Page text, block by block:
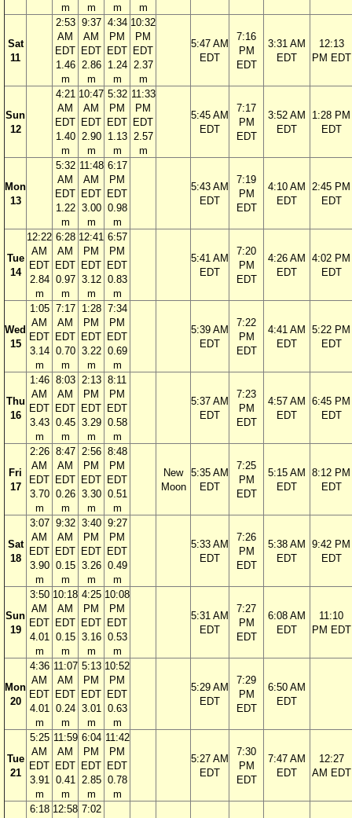
m
m
m
m
Sat
11
2:53
AM
EDT
1.46
m
9:37
AM
EDT
2.86
m
4:34
PM
EDT
1.24
m
10:32
PM
EDT
2.37
m
5:47 AM
EDT
7:16
PM
EDT
3:31 AM
EDT
12:13
PM EDT
Sun
12
4:21
AM
EDT
1.40
m
10:47
AM
EDT
2.90
m
5:32
PM
EDT
1.13
m
11:33
PM
EDT
2.57
m
5:45 AM
EDT
7:17
PM
EDT
3:52 AM
EDT
1:28 PM
EDT
Mon
13
5:32
AM
EDT
1.22
m
11:48
AM
EDT
3.00
m
6:17
PM
EDT
0.98
m
5:43 AM
EDT
7:19
PM
EDT
4:10 AM
EDT
2:45 PM
EDT
Tue
14
12:22
AM
EDT
2.84
m
6:28
AM
EDT
0.97
m
12:41
PM
EDT
3.12
m
6:57
PM
EDT
0.83
m
5:41 AM
EDT
7:20
PM
EDT
4:26 AM
EDT
4:02 PM
EDT
Wed
15
1:05
AM
EDT
3.14
m
7:17
AM
EDT
0.70
m
1:28
PM
EDT
3.22
m
7:34
PM
EDT
0.69
m
5:39 AM
EDT
7:22
PM
EDT
4:41 AM
EDT
5:22 PM
EDT
Thu
16
1:46
AM
EDT
3.43
m
8:03
AM
EDT
0.45
m
2:13
PM
EDT
3.29
m
8:11
PM
EDT
0.58
m
5:37 AM
EDT
7:23
PM
EDT
4:57 AM
EDT
6:45 PM
EDT
Fri
17
2:26
AM
EDT
3.70
m
8:47
AM
EDT
0.26
m
2:56
PM
EDT
3.30
m
8:48
PM
EDT
0.51
m
New
Moon
5:35 AM
EDT
7:25
PM
EDT
5:15 AM
EDT
8:12 PM
EDT
Sat
18
3:07
AM
EDT
3.90
m
9:32
AM
EDT
0.15
m
3:40
PM
EDT
3.26
m
9:27
PM
EDT
0.49
m
5:33 AM
EDT
7:26
PM
EDT
5:38 AM
EDT
9:42 PM
EDT
Sun
19
3:50
AM
EDT
4.01
m
10:18
AM
EDT
0.15
m
4:25
PM
EDT
3.16
m
10:08
PM
EDT
0.53
m
5:31 AM
EDT
7:27
PM
EDT
6:08 AM
EDT
11:10
PM EDT
Mon
20
4:36
AM
EDT
4.01
m
11:07
AM
EDT
0.24
m
5:13
PM
EDT
3.01
m
10:52
PM
EDT
0.63
m
5:29 AM
EDT
7:29
PM
EDT
6:50 AM
EDT
Tue
21
5:25
AM
EDT
3.91
m
11:59
AM
EDT
0.41
m
6:04
PM
EDT
2.85
m
11:42
PM
EDT
0.78
m
5:27 AM
EDT
7:30
PM
EDT
7:47 AM
EDT
12:27
AM EDT
6:18 12:58 7:02